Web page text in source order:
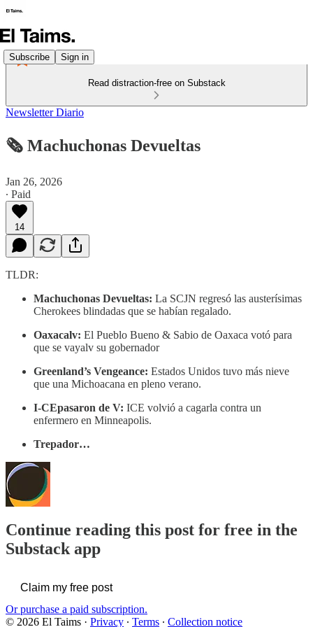
Subscribe Sign in
Read distraction-free on Substack
Newsletter Diario
🗞️ Machuchonas Devueltas
Jan 26, 2026
∙ Paid
14
TLDR:
Machuchonas Devueltas: La SCJN regresó las austerísimas
Cherokees blindadas que se habían regalado.
Oaxacalv: El Pueblo Bueno & Sabio de Oaxaca votó para
que se vayalv su gobernador
Greenland’s Vengeance: Estados Unidos tuvo más nieve
que una Michoacana en pleno verano.
I-CEpasaron de V: ICE volvió a cagarla contra un
enfermero en Minneapolis.
Trepador…
Continue reading this post for free in the
Substack app
Claim my free post
Or purchase a paid subscription.
© 2026 El Taims · Privacy ∙ Terms ∙ Collection notice